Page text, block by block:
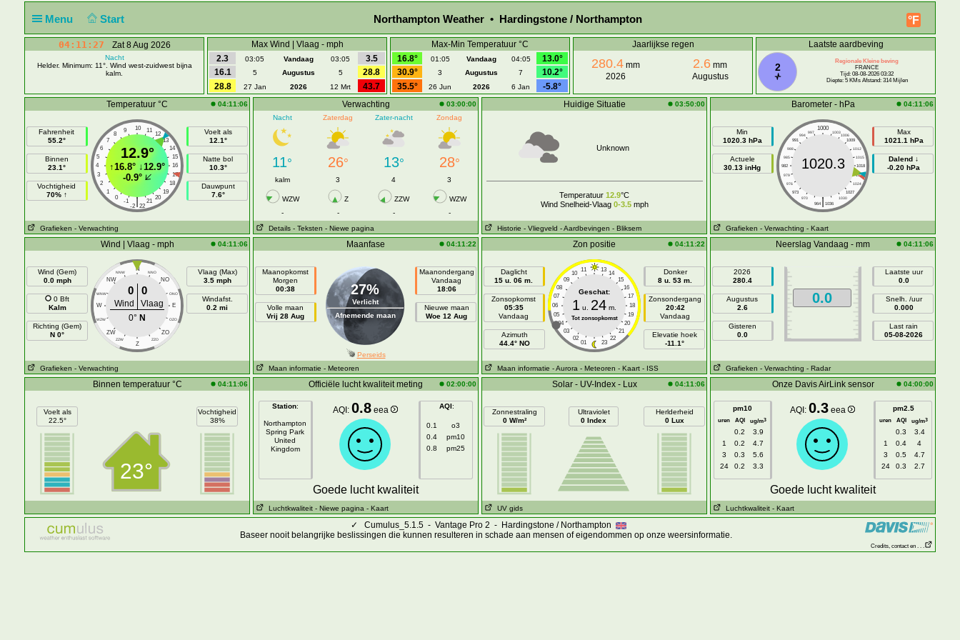
Menu Start °F
Northampton Weather • Hardingstone / Northampton
04:11:27 Zat 8 Aug 2026
Nacht
Helder. Minimum: 11°. Wind west-zuidwest bijna
kalm.
Max Wind | Vlaag - mph
2.3
03:05 Vandaag 03:05
3.5
16.1
5 Augustus 5
28.8
28.8
27 Jan 2026 12 Mrt 43.7
Max-Min Temperatuur °C
16.8°
01:05 Vandaag 04:05
13.0°
30.9°
3 Augustus 7
10.2°
35.5°
26 Jun 2026 6 Jan -5.8°
Jaarlijkse regen
280.4 mm
2026
2.6 mm
Augustus
Laatste aardbeving
2
Regionale Kleine beving
FRANCE
Tijd: 08-08-2026 03:32
Diepte: 5 KMs Afstand: 314 Mijlen
Temperatuur °C 04:11:06
Fahrenheit
55.2°
Binnen
23.1°
Vochtigheid
70% ↑
10
9 11
8
12
7
13
6
14
5
15
4
16
3
17
2
18
1
19
0
20
-1 21
|
-2 22
12.9°
↑16.8° ↓12.9°
-0.9°
Voelt als
12.1°
Natte bol
10.3°
Dauwpunt
7.6°
Grafieken - Verwachting
Verwachting
03:00:00
Nacht
Zaterdag Zater-nacht Zondag
11° 26° 13° 28°
kalm 3 4 3
WZW Z ZZW
WZW
-
- -
-
Details - Teksten - Niewe pagina
Huidige Situatie 03:50:00
Unknown
Temperatuur 12.9°C
Wind Snelheid-Vlaag 0-3.5mph
Historie - Vliegveld - Aardbevingen - Bliksem
Barometer - hPa 04:11:06
Min
1020.3 hPa
Actuele
30.13 inHg
1000
997 1003
994
1006
991
1009
988
1012
985
1015
982
1018
979
1021
976
1024
973
1027
970
1030
|
964 1036
1020.3
Max
1021.1 hPa
Dalend ↓
-0.20 hPa
Grafieken - Verwachting - Kaart
Wind | Vlaag - mph 04:11:06
Wind (Gem)
0.0 mph
0 Bft
Kalm
Richting (Gem)
N 0°
N
NNW NNO
NW NO
WNW ONO
W E
WZW OZO
ZW ZO
ZZW ZZO
Z
0 0
Wind
Vlaag
0° N
Vlaag (Max)
3.5 mph
Windafst.
0.2 mi
Grafieken - Verwachting
Maanfase 04:11:22
Maanopkomst
Morgen
00:38
Volle maan
Vrij 28 Aug
27%
Verlicht
Afnemende maan
Maanondergang
Vandaag
18:06
Nieuwe maan
Woe 12 Aug
Perseids
Maan informatie - Meteoren
Zon positie 04:11:22
Daglicht
15 u. 06 m.
Zonsopkomst
05:35
Vandaag
Azimuth
44.4° NO
11 13
10
14
09
15
08
16
07
17
06
18
05
19
04
20
03
21
02
22
01 23
Geschat:
1 u. 24 m.
Tot zonsopkomst
Donker
8 u. 53 m.
Zonsondergang
20:42
Vandaag
Elevatie hoek
-11.1°
Maan informatie - Aurora - Meteoren - Kaart - ISS
Neerslag Vandaag - mm 04:11:06
2026
280.4
Augustus
2.6
Gisteren
0.0
0.0
Laatste uur
0.0
Snelh. /uur
0.000
Last rain
05-08-2026
Grafieken - Verwachting - Radar
Binnen temperatuur °C 04:11:06
Voelt als
22.5°
23°
Vochtigheid
38%
Officiële lucht kwaliteit meting 02:00:00
Station:
Northampton
Spring Park
United
Kingdom
AQI: 0.8 eea AQI:
0.1
o3
0.4
pm10
0.8
pm25
Goede lucht kwaliteit
Luchtkwaliteit - Niewe pagina - Kaart
Solar - UV-Index - Lux 04:11:06
Zonnestraling
0 W/m²
Ultraviolet
0 Index
Herlderheid
0 Lux
UV gids
Onze Davis AirLink sensor 04:00:00
pm10
uren AQI ug/m3
0.2
3.9
1
0.2
4.7
3
0.3
5.6
24
0.2 3.3
AQI: 0.3 eea pm2.5
uren AQI ug/m3
0.3
3.4
1
0.4
4
3
0.5
4.7
24
0.3 2.7
Goede lucht kwaliteit
Luchtkwaliteit - Kaart
✓
Cumulus_5.1.5 - Vantage Pro 2 - Hardingstone / Northampton
Baseer nooit belangrijke beslissingen die kunnen resulteren in schade aan mensen of eigendommen op onze weersinformatie.
Credits, contact en . . .